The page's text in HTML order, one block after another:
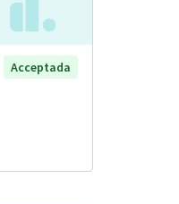
Acceptada